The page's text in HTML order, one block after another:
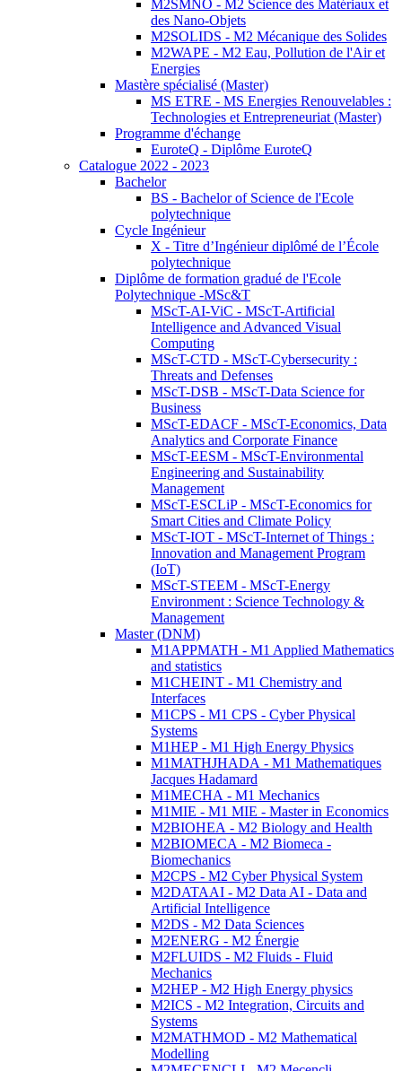
M2SMNO - M2 Science des Matériaux et
des Nano-Objets
M2SOLIDS - M2 Mécanique des Solides
M2WAPE - M2 Eau, Pollution de l'Air et
Energies
Mastère spécialisé (Master)
MS ETRE - MS Energies Renouvelables :
Technologies et Entrepreneuriat (Master)
Programme d'échange
EuroteQ - Diplôme EuroteQ
Catalogue 2022 - 2023
Bachelor
BS - Bachelor of Science de l'Ecole
polytechnique
Cycle Ingénieur
X - Titre d’Ingénieur diplômé de l’École
polytechnique
Diplôme de formation gradué de l'Ecole
Polytechnique -MSc&T
MScT-AI-ViC - MScT-Artificial
Intelligence and Advanced Visual
Computing
MScT-CTD - MScT-Cybersecurity :
Threats and Defenses
MScT-DSB - MScT-Data Science for
Business
MScT-EDACF - MScT-Economics, Data
Analytics and Corporate Finance
MScT-EESM - MScT-Environmental
Engineering and Sustainability
Management
MScT-ESCLiP - MScT-Economics for
Smart Cities and Climate Policy
MScT-IOT - MScT-Internet of Things :
Innovation and Management Program
(IoT)
MScT-STEEM - MScT-Energy
Environment : Science Technology &
Management
Master (DNM)
M1APPMATH - M1 Applied Mathematics
and statistics
M1CHEINT - M1 Chemistry and
Interfaces
M1CPS - M1 CPS - Cyber Physical
Systems
M1HEP - M1 High Energy Physics
M1MATHJHADA - M1 Mathematiques
Jacques Hadamard
M1MECHA - M1 Mechanics
M1MIE - M1 MIE - Master in Economics
M2BIOHEA - M2 Biology and Health
M2BIOMECA - M2 Biomeca -
Biomechanics
M2CPS - M2 Cyber Physical System
M2DATAAI - M2 Data AI - Data and
Artificial Intelligence
M2DS - M2 Data Sciences
M2ENERG - M2 Énergie
M2FLUIDS - M2 Fluids - Fluid
Mechanics
M2HEP - M2 High Energy physics
M2ICS - M2 Integration, Circuits and
Systems
M2MATHMOD - M2 Mathematical
Modelling